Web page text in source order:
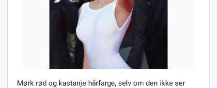
Mørk rød og kastanje hårfarge, selv om den ikke ser